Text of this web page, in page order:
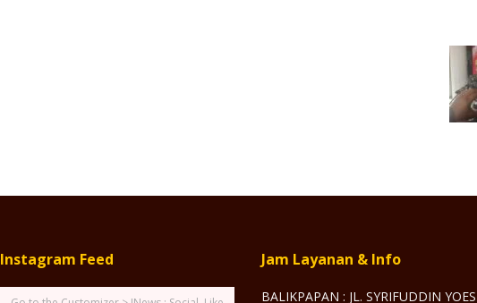
Instagram Feed Jam Layanan & Info
BALIKPAPAN : JL. SYRIFUDDIN YOES